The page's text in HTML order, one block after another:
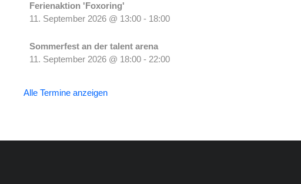
Ferienaktion 'Foxoring'
11. September 2026 @ 13:00 - 18:00
Sommerfest an der talent arena
11. September 2026 @ 18:00 - 22:00
Alle Termine anzeigen